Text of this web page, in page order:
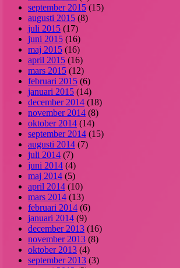
september 2015 (15)
augusti 2015 (8)
juli 2015 (17)
juni 2015 (16)
maj 2015 (16)
april 2015 (16)
mars 2015 (12)
februari 2015 (6)
januari 2015 (14)
december 2014 (18)
november 2014 (8)
oktober 2014 (14)
september 2014 (15)
augusti 2014 (7)
juli 2014 (7)
juni 2014 (4)
maj 2014 (5)
april 2014 (10)
mars 2014 (13)
februari 2014 (6)
januari 2014 (9)
december 2013 (16)
november 2013 (8)
oktober 2013 (4)
september 2013 (3)